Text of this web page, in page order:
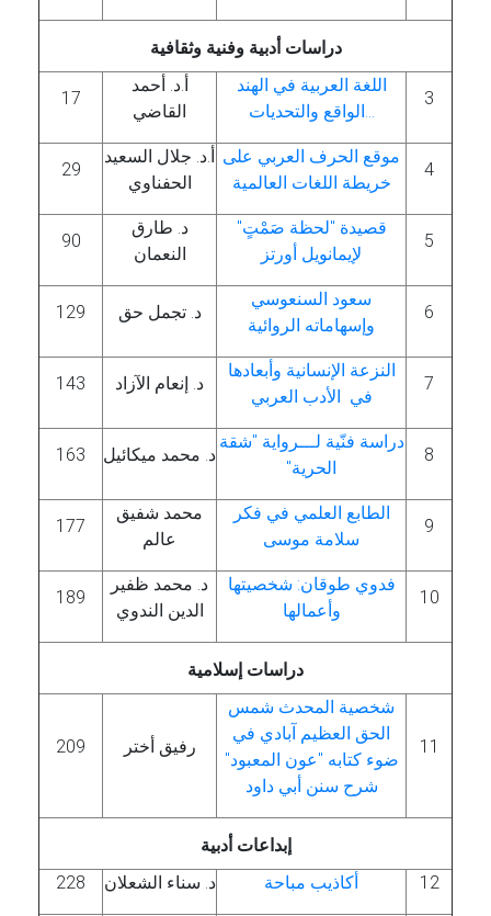
دراسات أدبية وفنية وثقافية
3
اللغة العربية في الهند
...الواقع والتحديات
أ.د. أحمد
القاضي
17
4
موقع الحرف العربي على
خريطة اللغات العالمية
أ.د. جلال السعيد
الحفناوي
29
5
قصيدة "لحظة صَمْتٍ"
لإيمانويل أورتز
د. طارق
النعمان
90
6
سعود السنعوسي
وإسهاماته الروائية
د. تجمل حق 129
7
النزعة الإنسانية وأبعادها
في الأدب العربي
د. إنعام الآزاد 143
8
دراسة فنّية لـــرواية "شقة
الحرية"
د. محمد ميكائيل 163
9
الطابع العلمي في فكر
سلامة موسى
محمد شفيق
عالم
177
10
فدوي طوقان: شخصيتها
وأعمالها
د. محمد ظفير
الدين الندوي
189
دراسات إسلامية
11
شخصية المحدث شمس
الحق العظيم آبادي في
ضوء كتابه "عون المعبود"
شرح سنن أبي داود
رفيق أختر 209
إبداعات أدبية
12
أكاذيب مباحة د. سناء الشعلان 228